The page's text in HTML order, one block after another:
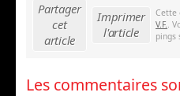
Partager
cet
article
Imprimer
l'article
Cette
V.F..
pings
Les commentaires